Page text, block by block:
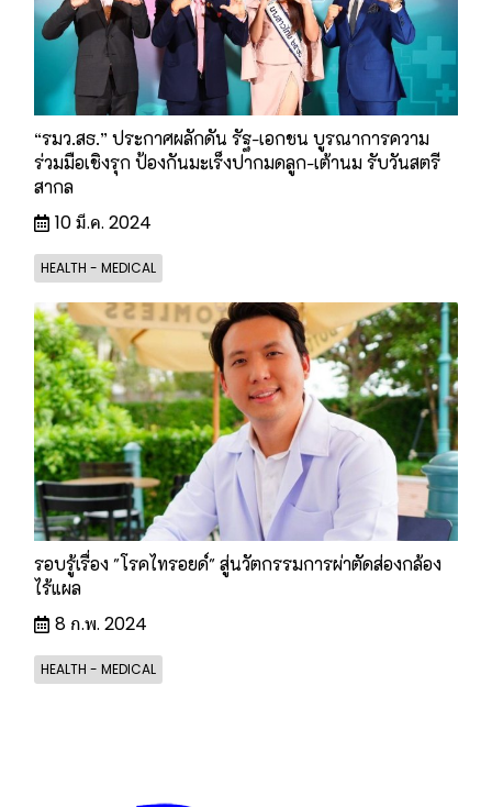
“รมว.สธ.” ประกาศผลักดัน รัฐ-เอกชน บูรณาการความ
ร่วมมือเชิงรุก ป้องกันมะเร็งปากมดลูก-เต้านม รับวันสตรี
สากล
10 มี.ค. 2024
HEALTH - MEDICAL
รอบรู้เรื่อง "โรคไทรอยด์" สู่นวัตกรรมการผ่าตัดส่องกล้อง
ไร้แผล
8 ก.พ. 2024
HEALTH - MEDICAL